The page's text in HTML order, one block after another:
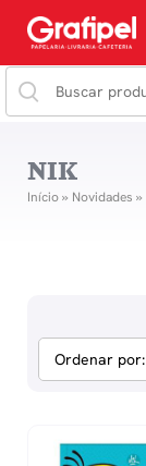
NIK
Início» Novidades »